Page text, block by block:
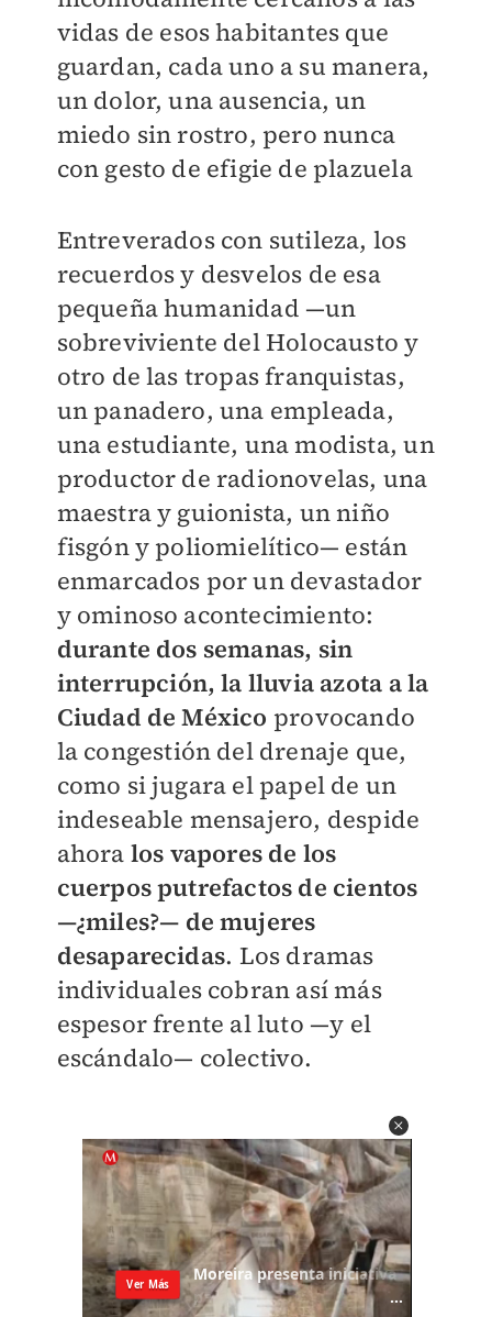
vidas de esos habitantes que
guardan, cada uno a su manera,
un dolor, una ausencia, un
miedo sin rostro, pero nunca
con gesto de efigie de plazuela
Entreverados con sutileza, los
recuerdos y desvelos de esa
pequeña humanidad —un
sobreviviente del Holocausto y
otro de las tropas franquistas,
un panadero, una empleada,
una estudiante, una modista, un
productor de radionovelas, una
maestra y guionista, un niño
fisgón y poliomielítico— están
enmarcados por un devastador
y ominoso acontecimiento:
durante dos semanas, sin
interrupción, la lluvia azota a la
Ciudad de México provocando
la congestión del drenaje que,
como si jugara el papel de un
indeseable mensajero, despide
ahora los vapores de los
cuerpos putrefactos de cientos
—¿miles?— de mujeres
desaparecidas. Los dramas
individuales cobran así más
espesor frente al luto —y el
escándalo— colectivo.